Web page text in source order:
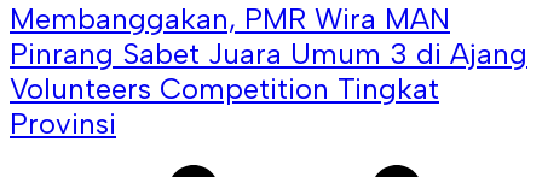
Membanggakan, PMR Wira MAN
Pinrang Sabet Juara Umum 3 di Ajang
Volunteers Competition Tingkat
Provinsi